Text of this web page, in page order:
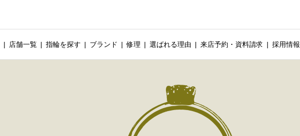
店舗一覧 指輪を探す ブランド 修理 選ばれる理由 来店予約・資料請求 採用情報